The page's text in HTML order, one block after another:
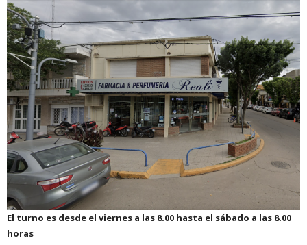
El turno es desde el viernes a las 8.00 hasta el sábado a las 8.00
horas